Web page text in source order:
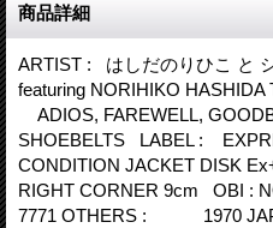
商品詳細
ARTIST : はしだのりひこ と
featuring NORIHIKO
ADIOS, FAREWELL,
SHOEBELTS LABEL :
CONDITION JACKET DISK
RIGHT CORNER 9cm OBI :
7771 OTHERS : 1970